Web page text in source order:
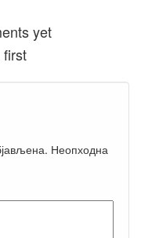
yet
Неопходна